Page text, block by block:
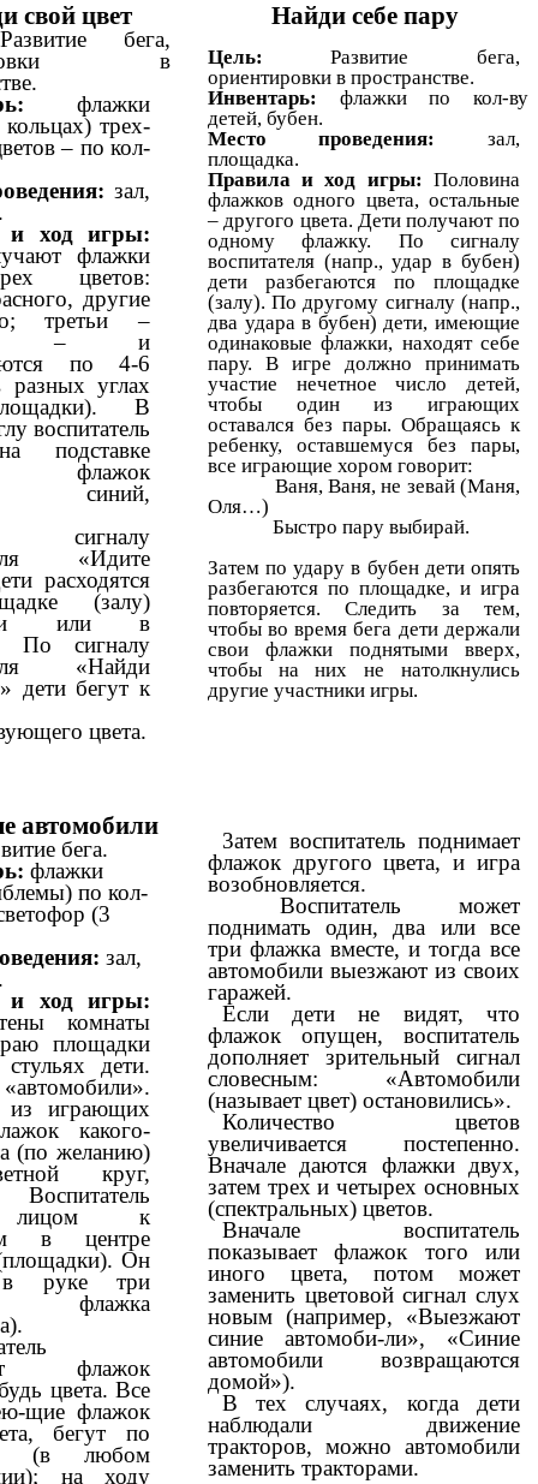
свой цвет
Развитие бега,
в
флажки
трех-
– по кол-
зал,
и ход игры:
флажки
цветов:
другие
третьи –
– и
по 4-6
разных углах
В
воспитатель
подставке
флажок
синий,
«Идите
расходятся
(залу)
или в
По сигналу
«Найди
дети бегут к
цвета.
Найди себе пару
Цель:Развитие бега,
ориентировки в пространстве.
Инвентарь: флажки по кол-ву
детей, бубен.
Место проведения: зал,
площадка.
Правила и ход игры: Половина
флажков одного цвета, остальные
– другого цвета. Дети получают по
одному флажку. По сигналу
воспитателя (напр., удар в бубен)
дети разбегаются по площадке
(залу). По другому сигналу (напр.,
два удара в бубен) дети, имеющие
одинаковые флажки, находят себе
пару. В игре должно принимать
участие нечетное число детей,
чтобы один из играющих
оставался без пары. Обращаясь к
ребенку, оставшемуся без пары,
все играющие хором говорит:
Ваня, Ваня, не зевай (Маня,
Оля…)
Быстро пару выбирай.
Затем по удару в бубен дети опять
разбегаются по площадке, и игра
повторяется. Следить за тем,
чтобы во время бега дети держали
свои флажки поднятыми вверх,
чтобы на них не натолкнулись
другие участники игры.
автомобили
бега.
флажки
по кол-
(3
зал,
и ход игры:
комнаты
площадки
дети.
играющих
какого-
(по желанию)
круг,
лицом к
в центре
Он
в руке три
флажка
флажок
цвета. Все
щие флажок
бегут по
(в любом
на ходу
3атем воспитатель поднимает
флажок другого цвета, и игра
возобновляется.
Воспитатель может
поднимать один, два или все
три флажка вместе, и тогда все
автомобили выезжают из своих
гаражей.
Если дети не видят, что
флажок опущен, воспитатель
дополняет зрительный сигнал
словесным: «Автомобили
(называет цвет) остановились».
Количество цветов
увеличивается постепенно.
Вначале даются флажки двух,
затем трех и четырех основных
(спектральных) цветов.
Вначале воспитатель
показывает флажок того или
иного цвета, потом может
заменить цветовой сигнал слух
новым (например, «Выезжают
синие автомоби-ли», «Синие
автомобили возвращаются
домой»).
В тех случаях, когда дети
наблюдали движение
тракторов, можно автомобили
заменить тракторами.